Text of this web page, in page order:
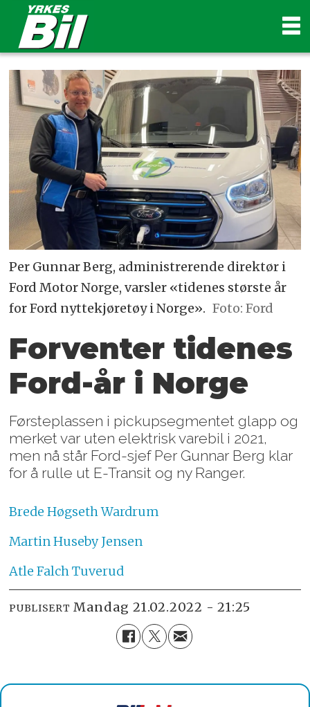
Per Gunnar Berg, administrerende direktør i
Ford Motor Norge, varsler «tidenes største år
for Ford nyttekjøretøy i Norge». Foto: Ford
Forventer tidenes
Ford-år i Norge
Førsteplassen i pickupsegmentet glapp og
merket var uten elektrisk varebil i 2021,
men nå står Ford-sjef Per Gunnar Berg klar
for å rulle ut E-Transit og ny Ranger.
Brede Høgseth Wardrum
MartinHuseby Jensen
Atle Falch Tuverud
PUBLISERT mandag 21.02.2022 - 21:25